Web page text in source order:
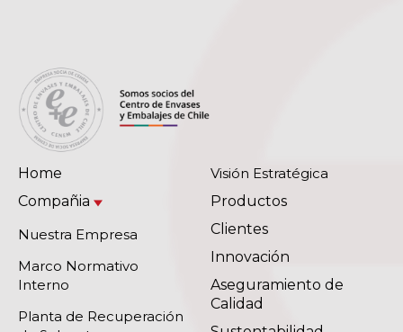
Home
Compañia
Nuestra Empresa
Marco Normativo
Interno
Planta de Recuperación
Visión Estratégica
Productos
Clientes
Innovación
Aseguramiento de
Calidad